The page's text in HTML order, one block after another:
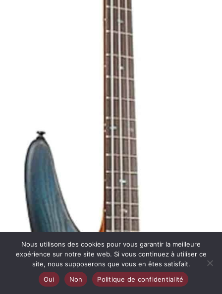
Nous utilisons des cookies pour vous garantir la meilleure
expérience sur notre site web. Si vous continuez à utiliser ce
site, nous supposerons que vous en êtes satisfait.
Oui
Non Politique de confidentialité